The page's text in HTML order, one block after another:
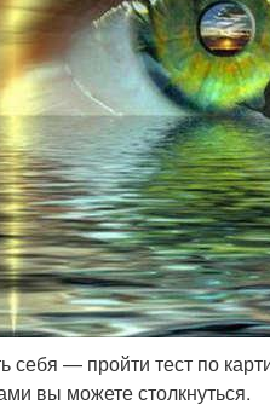
себя — пройти тест по
вы можете столкнуться.